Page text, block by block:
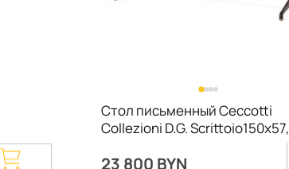
Стол письменный Ceccotti
Collezioni D.G. Scrittoio150х57,
23 800 BYN